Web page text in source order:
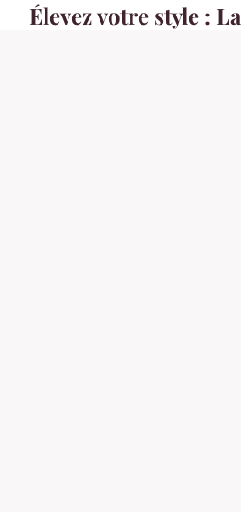
Élevez votre style : La